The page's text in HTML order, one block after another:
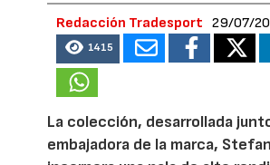
Redacción Tradesport 29/07/
1415
La colección, desarrollada
embajadora de la marca,